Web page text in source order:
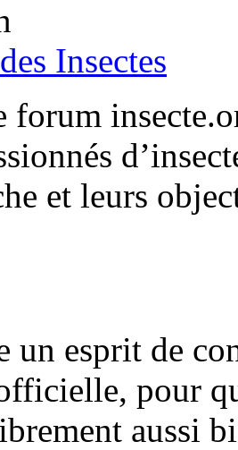
Insectes
forum
et leurs
esprit de
pour
aussi